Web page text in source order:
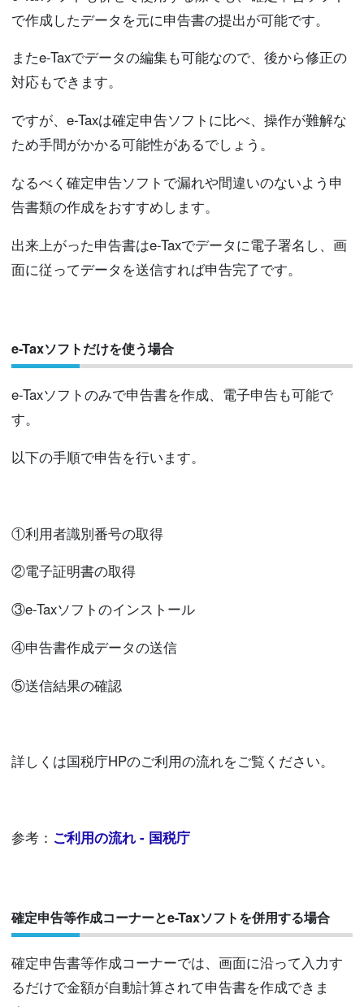
で作成したデータを元に申告書の提出が可能です。
またe-Taxでデータの編集も可能なので、後から修正の
対応もできます。
ですが、e-Taxは確定申告ソフトに比べ、操作が難解な
ため手間がかかる可能性があるでしょう。
なるべく確定申告ソフトで漏れや間違いのないよう申
告書類の作成をおすすめします。
出来上がった申告書はe-Taxでデータに電子署名し、画
面に従ってデータを送信すれば申告完了です。
e-Taxソフトだけを使う場合
e-Taxソフトのみで申告書を作成、電子申告も可能で
す。
以下の手順で申告を行います。
①利用者識別番号の取得
②電子証明書の取得
③e-Taxソフトのインストール
④申告書作成データの送信
⑤送信結果の確認
詳しくは国税庁HPのご利用の流れをご覧ください。
参考： ご利用の流れ - 国税庁
確定申告等作成コーナーとe-Taxソフトを併用する場合
確定申告書等作成コーナーでは、画面に沿って入力す
るだけで金額が自動計算されて申告書を作成できま